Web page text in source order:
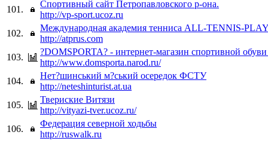
101.
Спортивный сайт Петропавловского р-она.
http://vp-sport.ucoz.ru
102.
Международная академия тенниса ALL-TENNIS-
http://atprus.com
103.
?DOMSPORTA? - интернет-магазин спортивной
http://www.domsporta.narod.ru/
104.
Нет?шинський м?ський осередок ФСТУ
http://neteshinturist.at.ua
105.
Твериские Витязи
http://vityazi-tver.ucoz.ru/
106.
Федерация северной ходьбы
http://ruswalk.ru